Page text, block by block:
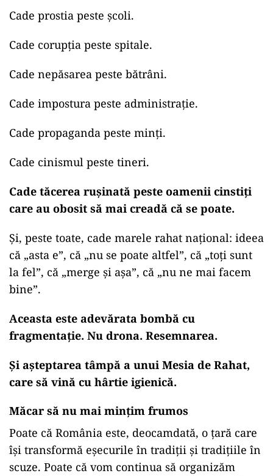
Cade prostia peste școli.
Cade corupția peste spitale.
Cade nepăsarea peste bătrâni.
Cade impostura peste administrație.
Cade propaganda peste minți.
Cade cinismul peste tineri.
Cade tăcerea rușinată peste oamenii cinstiți
care au obosit să mai creadă că se poate.
Și, peste toate, cade marele rahat național: ideea
că „asta e”, că „nu se poate altfel”, că „toți sunt
la fel”, că „merge și așa”, că „nu ne mai facem
bine”.
Aceasta este adevărata bombă cu
fragmentație. Nu drona. Resemnarea.
Și așteptarea tâmpă a unui Mesia de Rahat,
care să vină cu hârtie igienică.
Măcar să nu mai mințim frumos
Poate că România este, deocamdată, o țară care
își transformă eșecurile în tradiții și tradițiile în
scuze. Poate că vom continua să organizăm